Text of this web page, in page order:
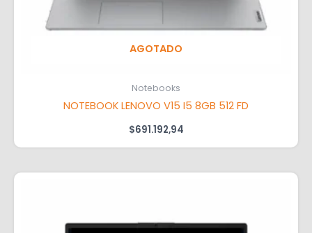
AGOTADO
Notebooks
NOTEBOOK LENOVO V15 I5 8GB 512 FD
$691.192,94